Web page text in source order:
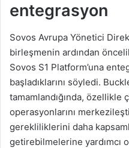
entegrasyon
Sovos Avrupa Yönetici
birleşmenin ardından
Sovos S1 Platform’una
başladıklarını söyledi.
tamamlandığında,
operasyonlarını
gerekliliklerini daha
getirebilmelerine yardımcı